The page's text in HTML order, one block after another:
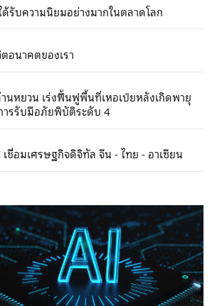
รับความนิยมอย่างมากในตลาดโลก
อนาคตของเรา
นหยวน เร่งฟื้นฟูพื้นที่เหอเป่ยหลังเกิดพายุ
รรับมือภัยพิบัติระดับ 4
ชื่อมเศรษฐกิจดิจิทัล จีน - ไทย - อาเซียน